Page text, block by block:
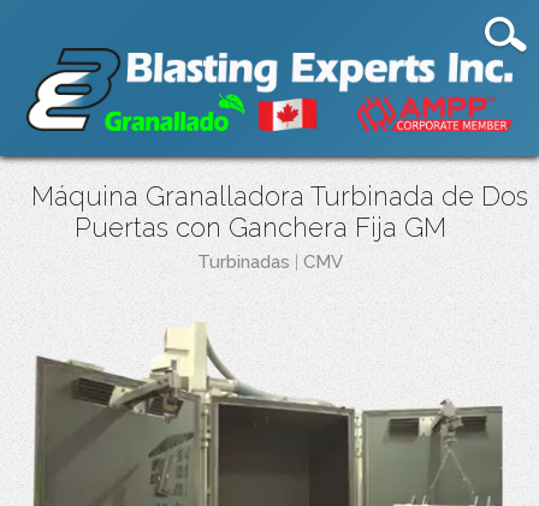
Máquina Granalladora Turbinada de Dos
Puertas con Ganchera Fija GM
Turbinadas | CMV